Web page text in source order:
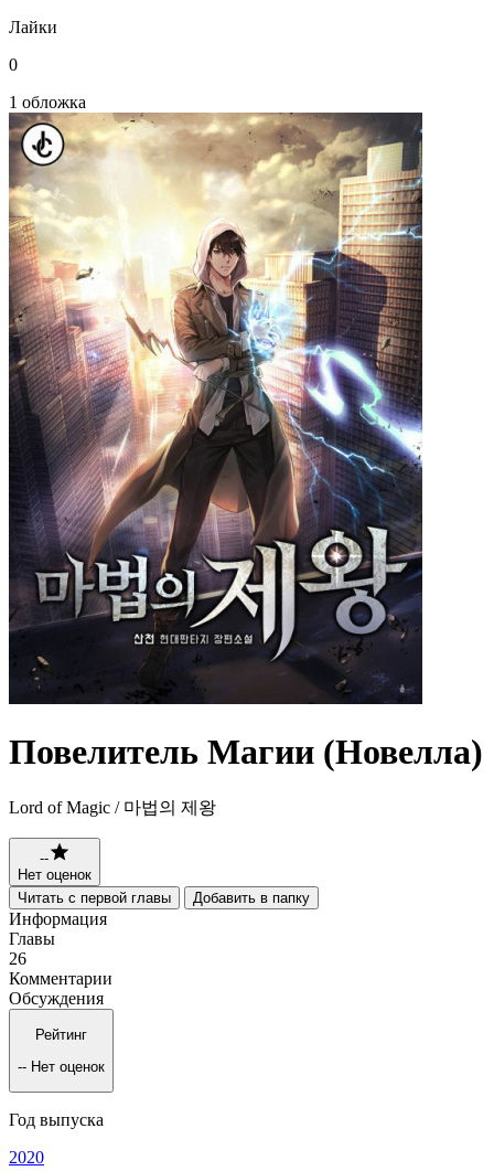
Лайки
0
1 обложка
Повелитель Магии (Новелла)
Lord of Magic / 마법의 제왕
--
Нет оценок
Читать с первой главы
Добавить в папку
Информация
Главы
26
Комментарии
Обсуждения
Рейтинг
-- Нет оценок
Год выпуска
2020